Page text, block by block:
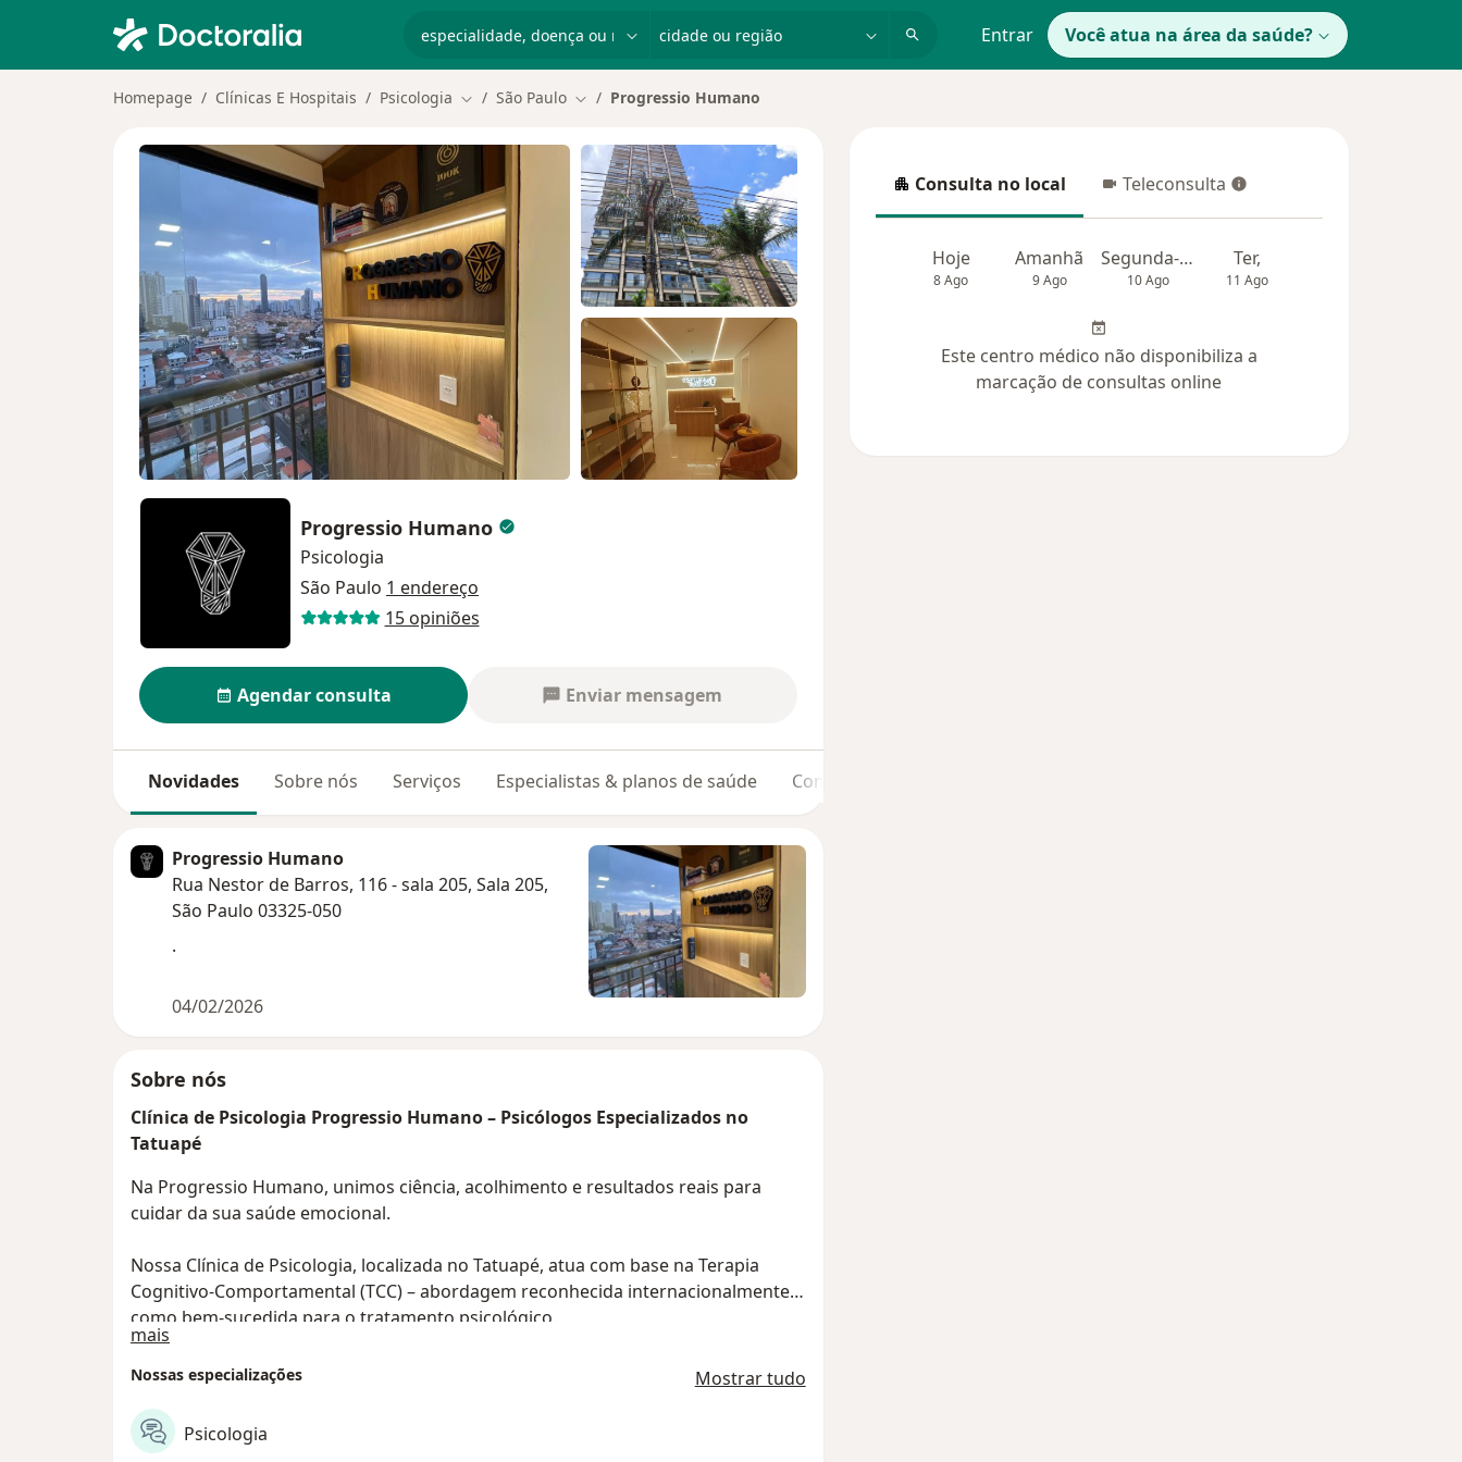
Entrar Você atua na área da saúde?
Homepage Clínicas E Hospitais Psicologia Mudar de cidade
São Paulo Mudar de cidade
Progressio Humano
Progressio Humano
Psicologia
São Paulo 1 endereço
15 opiniões
Agendar consulta Enviar mensagem
Novidades Sobre nós Serviços Especialistas & planos de saúde Consultórios
Progressio Humano
Rua Nestor de Barros, 116 - sala 205, Sala 205,
São Paulo 03325-050
.
04/02/2026
Sobre nós
Clínica de Psicologia Progressio Humano – Psicólogos Especializados no
Tatuapé
Na Progressio Humano, unimos ciência, acolhimento e resultados reais para
cuidar da sua saúde emocional.
Nossa Clínica de Psicologia, localizada no Tatuapé, atua com base na Terapia
Cognitivo-Comportamental (TCC) – abordagem reconhecida internacionalmente
como bem-sucedida para o tratamento psicológico.
Aqui, acreditamos que cada pessoa é única. Por isso, todo o processo é
necessidades e objetivos. Trabalhamos com a tríade do pensar, sentir e agir,
ajudando você a compreender seus pensamentos, regular suas emoções e
mais
Nossas especializações Mostrar tudo
Psicologia
Consulta no local
Consulta no local Teleconsulta
Teleconsulta
Hoje
8 Ago
Amanhã
9 Ago
Segunda-feira
10 Ago
Ter,
11 Ago
Este centro médico não disponibiliza a
marcação de consultas online